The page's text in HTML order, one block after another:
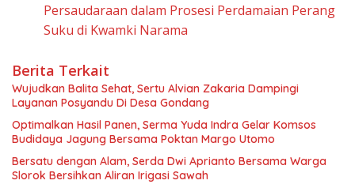
Persaudaraan dalam Prosesi Perdamaian Perang
Suku di Kwamki Narama
Berita Terkait
Wujudkan Balita Sehat, Sertu Alvian Zakaria Dampingi
Layanan Posyandu Di Desa Gondang
Optimalkan Hasil Panen, Serma Yuda Indra Gelar Komsos
Budidaya Jagung Bersama Poktan Margo Utomo
Bersatu dengan Alam, Serda Dwi Aprianto Bersama Warga
Slorok Bersihkan Aliran Irigasi Sawah